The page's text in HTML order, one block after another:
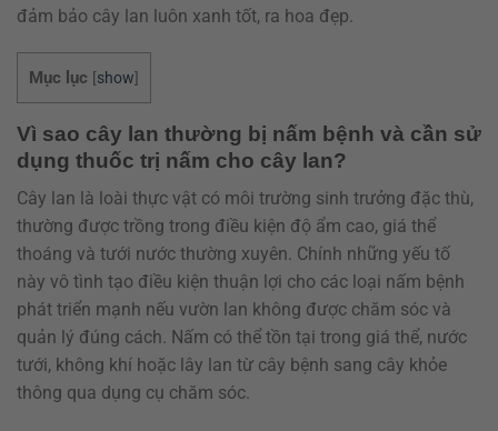
đảm bảo cây lan luôn xanh tốt, ra hoa đẹp.
Mục lục [show]
Vì sao cây lan thường bị nấm bệnh và cần sử
dụng thuốc trị nấm cho cây lan?
Cây lan là loài thực vật có môi trường sinh trưởng đặc thù,
thường được trồng trong điều kiện độ ẩm cao, giá thể
thoáng và tưới nước thường xuyên. Chính những yếu tố
này vô tình tạo điều kiện thuận lợi cho các loại nấm bệnh
phát triển mạnh nếu vườn lan không được chăm sóc và
quản lý đúng cách. Nấm có thể tồn tại trong giá thể, nước
tưới, không khí hoặc lây lan từ cây bệnh sang cây khỏe
thông qua dụng cụ chăm sóc.